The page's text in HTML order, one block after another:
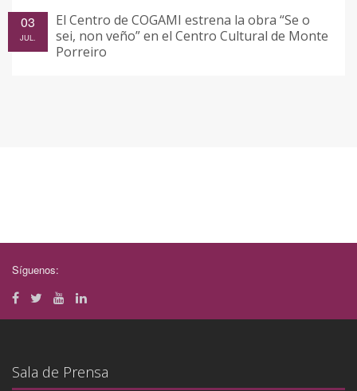
El Centro de COGAMI estrena la obra “Se o
sei, non veño” en el Centro Cultural de Monte
Porreiro
03
JUL.
Síguenos:
Sala de Prensa